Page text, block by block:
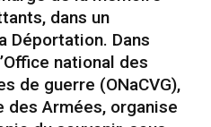
dans un
Déportation. Dans
national des
de guerre (ONaCVG),
Armées, organise